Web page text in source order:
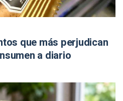
que más perjudican
a diario